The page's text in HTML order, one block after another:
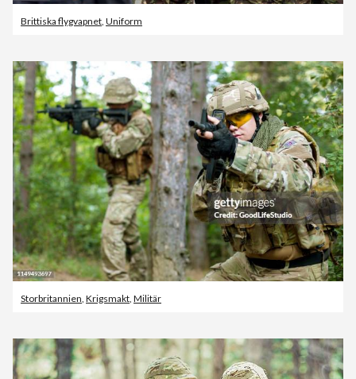
Brittiska flygvapnet, Uniform
Storbritannien, Krigsmakt, Militär